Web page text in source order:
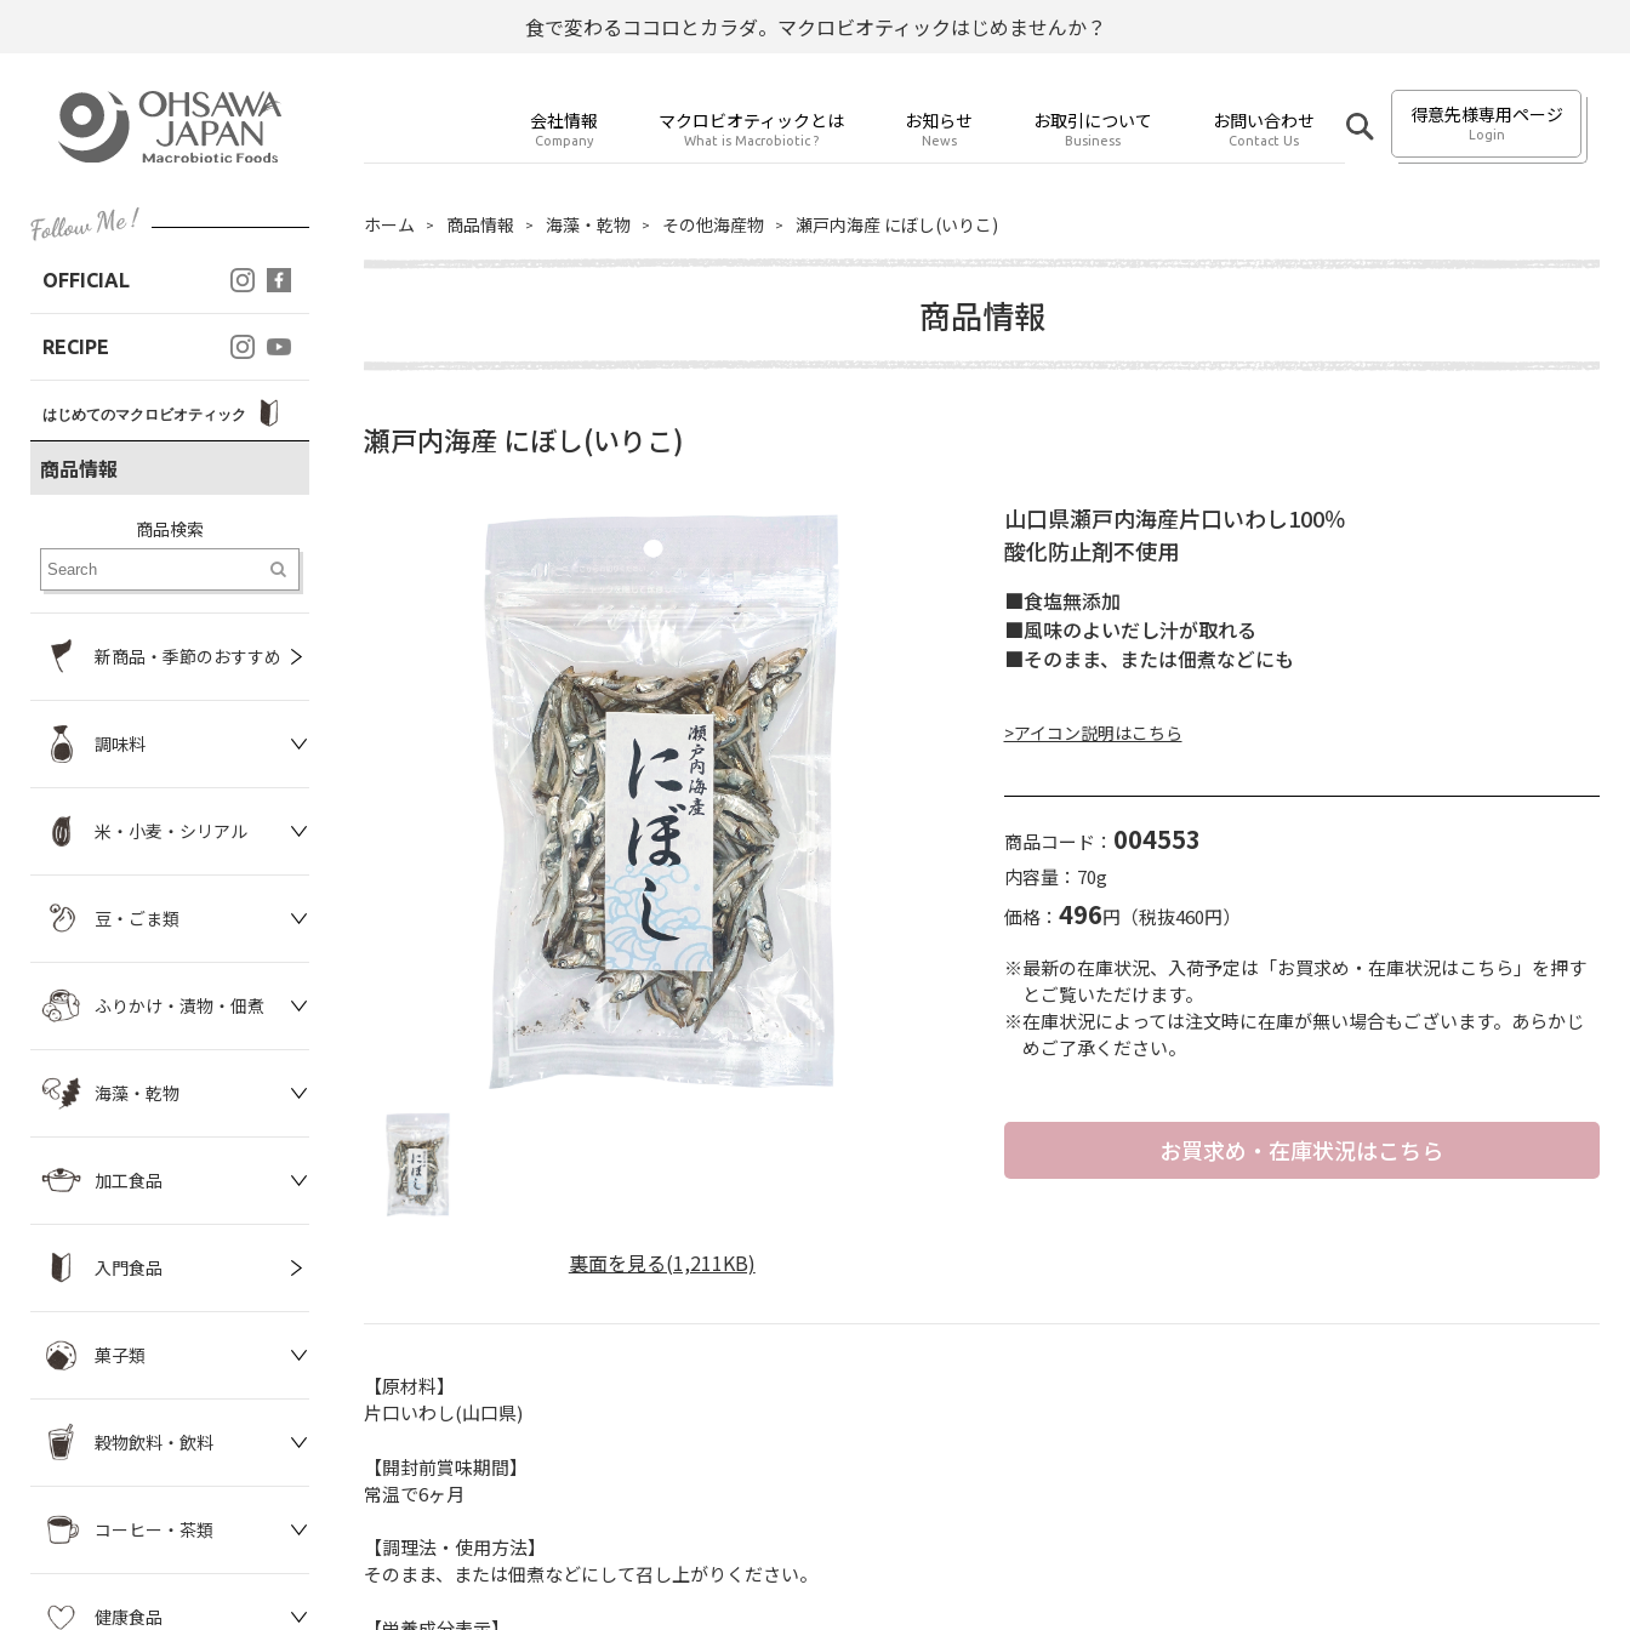
食で変わるココロとカラダ。マクロビオティックはじめませんか？
会社情報
Company
マクロビオティックとは
What is Macrobiotic ?
お知らせ
News
お取引について
Business
お問い合わせ
Contact Us
得意先様専用ページ
Login
OFFICIAL
RECIPE
はじめてのマクロビオティック
商品情報
商品検索
新商品・季節のおすすめ
調味料
米・小麦・シリアル
豆・ごま類
ふりかけ・漬物・佃煮
海藻・乾物
加工食品
入門食品
菓子類
穀物飲料・飲料
コーヒー・茶類
健康食品
ホーム 商品情報 海藻・乾物 その他海産物 瀬戸内海産 にぼし(いりこ)
商品情報
瀬戸内海産 にぼし(いりこ)
裏面を見る(1,211KB)
山口県瀬戸内海産片口いわし100％
酸化防止剤不使用
■食塩無添加
■風味のよいだし汁が取れる
■そのまま、または佃煮などにも
>アイコン説明はこちら
商品コード： 004553
内容量：70g
価格： 496円（税抜460円）
※最新の在庫状況、入荷予定は「お買求め・在庫状況はこちら」を押す
とご覧いただけます。
※在庫状況によっては注文時に在庫が無い場合もございます。あらかじ
めご了承ください。
お買求め・在庫状況はこちら
【原材料】
片口いわし(山口県)
【開封前賞味期間】
常温で6ヶ月
【調理法・使用方法】
そのまま、または佃煮などにして召し上がりください。